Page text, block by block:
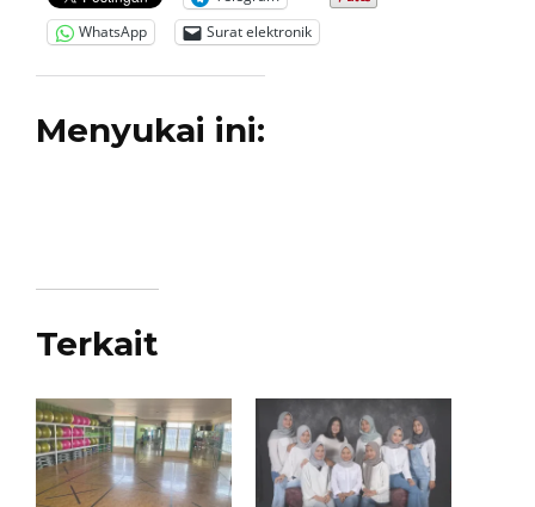
WhatsApp
Surat elektronik
Menyukai ini:
Terkait